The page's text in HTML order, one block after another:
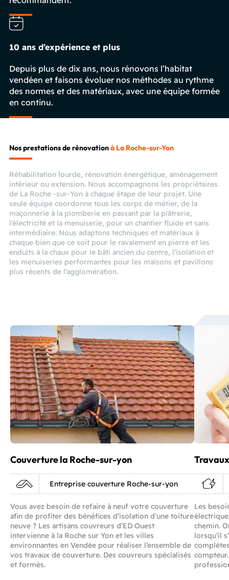
10 ans d’expérience et plus
Depuis plus de dix ans, nous rénovons l’habitat
vendéen et faisons évoluer nos méthodes au rythme
des normes et des matériaux, avec une équipe formée
en continu.
Nos prestations de rénovationà La Roche-sur-Yon
Réhabilitation lourde, rénovation énergétique, aménagement
intérieur ou extension. Nous accompagnons les propriétaires
de La Roche -sur-Yon à chaque étape de leur projet. Une
seule équipe coordonne tous les corps de métier, de la
maçonnerie à la plomberie en passant par la plâtrerie,
l’électricité et la menuiserie, pour un chantier fluide et sans
intermédiaire. Nous adaptons techniques et matériaux à
chaque bien que ce soit pour le ravalement en pierre et les
enduits à la chaux pour le bâti ancien du centre, l’isolation et
les menuiseries performantes pour les maisons et pavillons
plus récents de l’agglomération.
Couverture la Roche-sur-yon
Entreprise couverture Roche-sur-yon
Vous avez besoin de refaire à neuf votre couverture
afin de profiter des bénéfices d’isolation d’une toiture
neuve ? Les artisans couvreurs d’ED Ouest
intervienne à la Roche sur Yon et les villes
environnantes en Vendée pour réaliser l’ensemble de
vos travaux de couverture. Des couvreurs spécialisés
et formés.
Les
chemin.
lorsqu’il